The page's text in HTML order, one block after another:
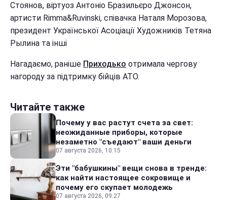
Стоянов, віртуоз Антоніо Бразильєро Джонсон,
артисти Rimma&Ruvinski, співачка Наталя Морозова,
президент Української Асоціації Художників Тетяна
Рылина та інші
Нагадаємо, раніше Приходько отримала чергову
нагороду за підтримку бійців АТО.
Читайте также
Почему у вас растут счета за свет:
неожиданные приборы, которые
незаметно "съедают" ваши деньги
07 августа 2026, 10:15
Эти "бабушкины" вещи снова в тренде:
как найти настоящее сокровище и
почему его скупает молодежь
07 августа 2026, 09:27